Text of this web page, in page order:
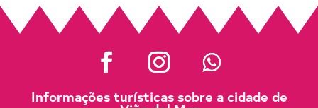
Informações turísticas sobre a cidade de